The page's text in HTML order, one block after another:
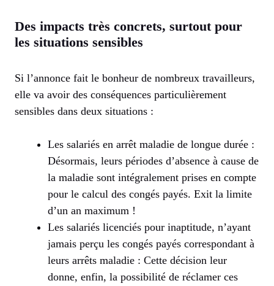
Des impacts très concrets, surtout pour
les situations sensibles
Si l’annonce fait le bonheur de nombreux travailleurs,
elle va avoir des conséquences particulièrement
sensibles dans deux situations :
Les salariés en arrêt maladie de longue durée :
Désormais, leurs périodes d’absence à cause de
la maladie sont intégralement prises en compte
pour le calcul des congés payés. Exit la limite
d’un an maximum !
Les salariés licenciés pour inaptitude, n’ayant
jamais perçu les congés payés correspondant à
leurs arrêts maladie : Cette décision leur
donne, enfin, la possibilité de réclamer ces